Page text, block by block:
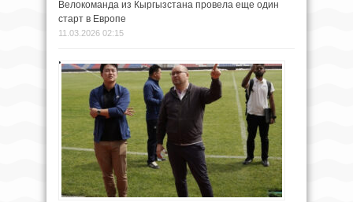
Велокоманда из Кыргызстана провела еще один
старт в Европе
11.03.2026 02:15